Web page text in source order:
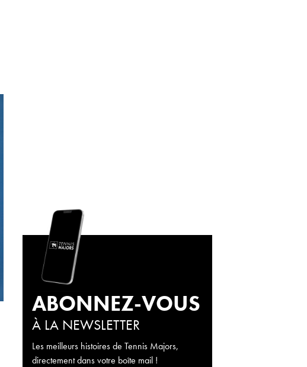
ABONNEZ-VOUS
À LA NEWSLETTER
Les meilleurs histoires de Tennis Majors,
directement dans votre boîte mail !